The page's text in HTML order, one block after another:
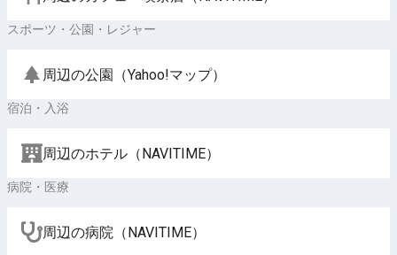
スポーツ・公園・レジャー
周辺の公園（Yahoo!マップ）
宿泊・入浴
周辺のホテル（NAVITIME）
病院・医療
周辺の病院（NAVITIME）